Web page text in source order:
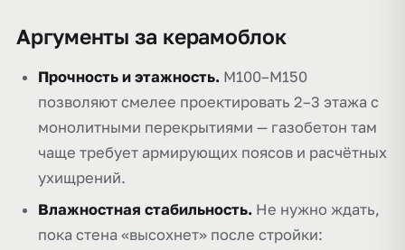
Аргументы за керамоблок
Прочность и этажность. М100–М150
позволяют смелее проектировать 2–3 этажа с
монолитными перекрытиями — газобетон там
чаще требует армирующих поясов и расчётных
ухищрений.
Влажностная стабильность. Не нужно ждать,
пока стена «высохнет» после стройки: